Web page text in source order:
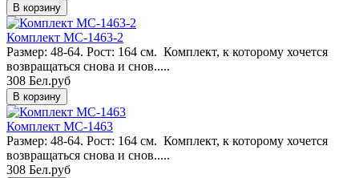
Комплект MC-1463-2
Размер: 48-64. Рост: 164 см. Комплект, к которому хочется
возвращаться снова и снов.....
308 Бел.руб
Комплект MC-1463
Размер: 48-64. Рост: 164 см. Комплект, к которому хочется
возвращаться снова и снов.....
308 Бел.руб